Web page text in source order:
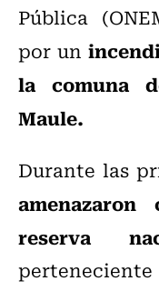
Pública
por un
la comuna
Maule.
Durante las
reserva